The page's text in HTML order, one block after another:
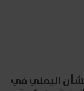
اليمني في